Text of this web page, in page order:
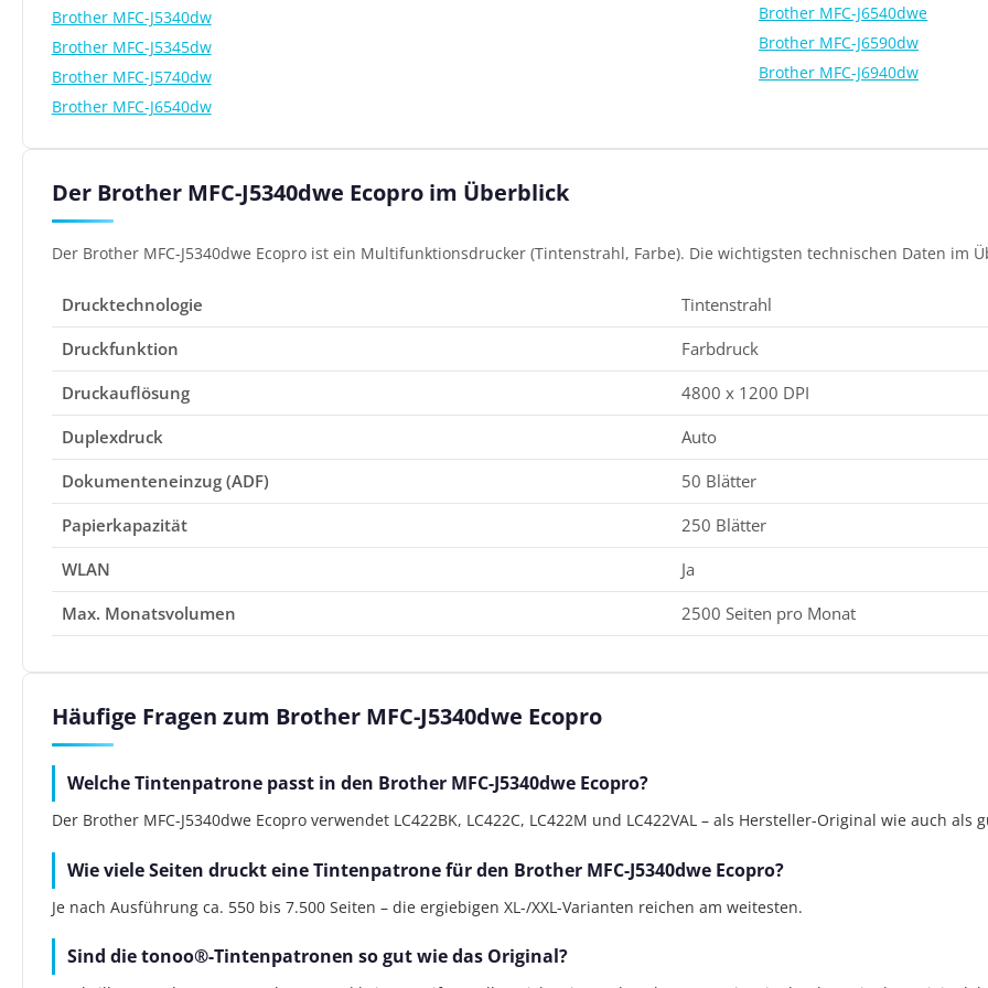
Brother MFC-J5340dw
Brother MFC-J5345dw
Brother MFC-J5740dw
Brother MFC-J6540dw
Brother MFC-J6540dwe
Brother MFC-J6590dw
Brother MFC-J6940dw
Der Brother MFC-J5340dwe Ecopro im Überblick
Der Brother MFC-J5340dwe Ecopro ist ein Multifunktionsdrucker (Tintenstrahl, Farbe). Die wichtigsten technischen Daten im
Drucktechnologie
Tintenstrahl
Druckfunktion
Farbdruck
Druckauflösung
4800 x 1200 DPI
Duplexdruck
Auto
Dokumenteneinzug (ADF)
50 Blätter
Papierkapazität
250 Blätter
WLAN
Ja
Max. Monatsvolumen
2500 Seiten pro Monat
Häufige Fragen zum Brother MFC-J5340dwe Ecopro
Welche Tintenpatrone passt in den Brother MFC-J5340dwe Ecopro?
Der Brother MFC-J5340dwe Ecopro verwendet LC422BK, LC422C, LC422M und LC422VAL – als Hersteller-Original wie auch
Wie viele Seiten druckt eine Tintenpatrone für den Brother MFC-J5340dwe Ecopro?
Je nach Ausführung ca. 550 bis 7.500 Seiten – die ergiebigen XL-/XXL-Varianten reichen am weitesten.
Sind die tonoo®-Tintenpatronen so gut wie das Original?